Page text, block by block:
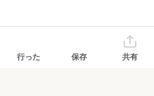
行った 保存 共有